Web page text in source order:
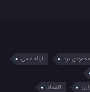
فرد
ارائه علمی
اقتصاد